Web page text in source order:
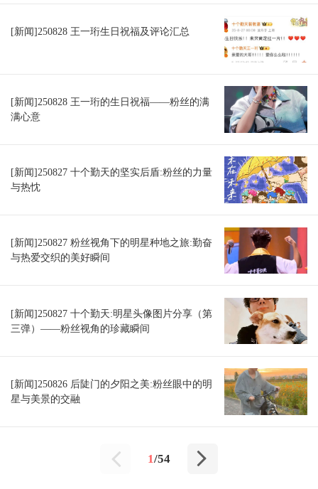
[新闻]250828 王一珩生日祝福及评论汇总
[新闻]250828 王一珩的生日祝福——粉丝的满
满心意
[新闻]250827 十个勤天的坚实后盾:粉丝的力量
与热忱
[新闻]250827 粉丝视角下的明星种地之旅:勤奋
与热爱交织的美好瞬间
[新闻]250827 十个勤天:明星头像图片分享（第
三弹）——粉丝视角的珍藏瞬间
[新闻]250826 后陡门的夕阳之美:粉丝眼中的明
星与美景的交融
1/54